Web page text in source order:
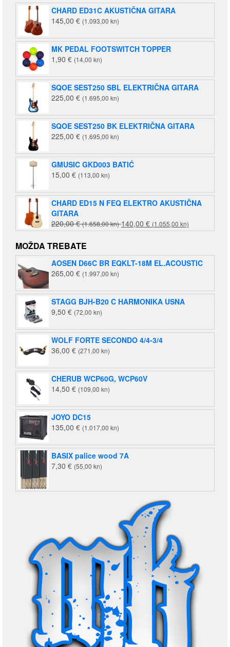
CHARD ED31C AKUSTIČNA GITARA
145,00 € (1.093,00 kn)
MK PEDAL FOOTSWITCH TOPPER
1,90 € (14,00 kn)
SQOE SEST250 SBL ELEKTRIČNA GITARA
225,00 € (1.695,00 kn)
SQOE SEST250 BK ELEKTRIČNA GITARA
225,00 € (1.695,00 kn)
GMUSIC GKD003 BATIĆ
15,00 € (113,00 kn)
CHARD ED15 N FEQ ELEKTRO AKUSTIČNA
GITARA
220,00€ (1.658,00 kn)Izvorna
cijena
je:
220,00 €
140,00 € (1.055,00 kn)
cijena
140,00 €
(1.055,00
MOŽDA TREBATE
AOSEN D66C BR EQKLT-18M EL.ACOUSTIC
265,00 € (1.997,00 kn)
STAGG BJH-B20 C HARMONIKA USNA
9,50 € (72,00 kn)
WOLF FORTE SECONDO 4/4-3/4
36,00 € (271,00 kn)
CHERUB WCP60G, WCP60V
14,50 € (109,00 kn)
JOYO DC15
135,00 € (1.017,00 kn)
BASIX palice wood 7A
7,30 € (55,00 kn)